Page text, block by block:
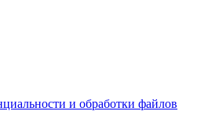
и обработки файлов